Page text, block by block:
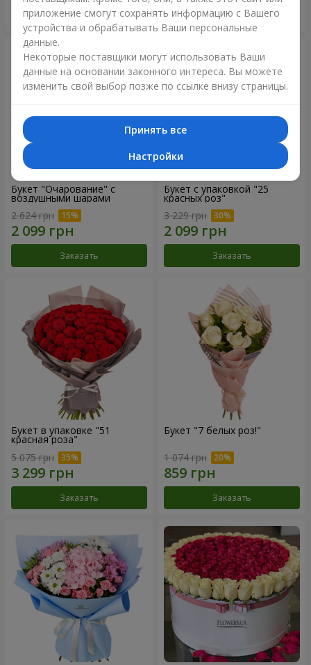
Заказать Заказать
Букет "Очарование" с
воздушными шарами
2 624 грн
Заказать
Букет с упаковкой "25
красных роз"
3 229 грн
Заказать
Букет в упаковке "51
красная роза"
5 075 грн
Заказать
Букет "7 белых роз!"
1 074 грн
Заказать
приложение смогут сохранять информацию с Вашего
устройства и обрабатывать Ваши персональные
данные.
Некоторые поставщики могут использовать Ваши
данные на основании законного интереса. Вы можете
изменить свой выбор позже по ссылке внизу страницы.
Принять все
Настройки